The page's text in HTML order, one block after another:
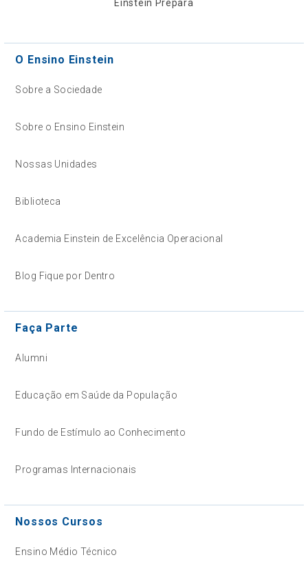
Einstein Prepara
O Ensino Einstein
Sobre a Sociedade
Sobre o Ensino Einstein
Nossas Unidades
Biblioteca
Academia Einstein de Excelência Operacional
Blog Fique por Dentro
Faça Parte
Alumni
Educação em Saúde da População
Fundo de Estímulo ao Conhecimento
Programas Internacionais
Nossos Cursos
Ensino Médio Técnico